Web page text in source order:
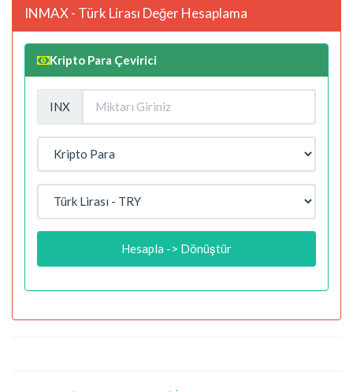
INMAX - Türk Lirası Değer Hesaplama
Kripto Para Çevirici
INX
Hesapla -> Dönüştür